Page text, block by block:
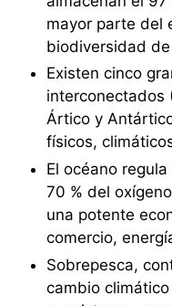
mayor parte del
biodiversidad
Existen cinco
interconectados
Ártico y
físicos,
El océano
70 % del
una potente
comercio,
Sobrepesca,
cambio